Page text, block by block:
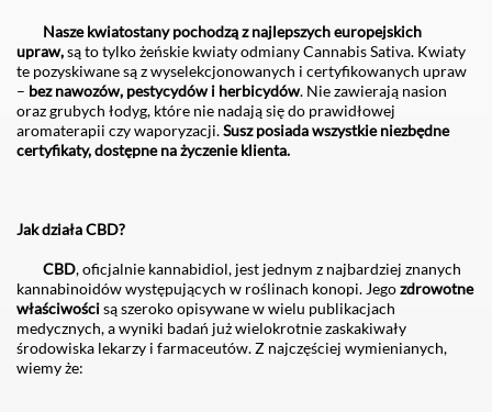
Nasze kwiatostany pochodzą z najlepszych europejskich
upraw,są to tylko żeńskie kwiaty odmiany Cannabis Sativa. Kwiaty
te pozyskiwane są z wyselekcjonowanych i certyfikowanych upraw
– bez nawozów, pestycydów i herbicydów. Nie zawierają nasion
oraz grubych łodyg, które nie nadają się do prawidłowej
aromaterapii czy waporyzacji.Susz posiada wszystkie niezbędne
certyfikaty, dostępne na życzenie klienta.
Jak działa CBD?
CBD, oficjalnie kannabidiol, jest jednym z najbardziej znanych
kannabinoidów występujących w roślinach konopi. Jegozdrowotne
właściwościsą szeroko opisywane w wielu publikacjach
medycznych, a wyniki badań już wielokrotnie zaskakiwały
środowiska lekarzy i farmaceutów. Z najczęściej wymienianych,
wiemy że: